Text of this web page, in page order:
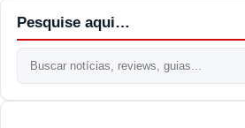
Pesquise aqui…